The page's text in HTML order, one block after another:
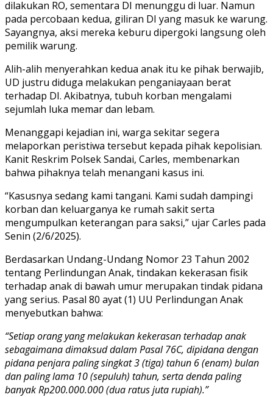
dilakukan RO, sementara DI menunggu di luar. Namun
pada percobaan kedua, giliran DI yang masuk ke warung.
Sayangnya, aksi mereka keburu dipergoki langsung oleh
pemilik warung.
Alih-alih menyerahkan kedua anak itu ke pihak berwajib,
UD justru diduga melakukan penganiayaan berat
terhadap DI. Akibatnya, tubuh korban mengalami
sejumlah luka memar dan lebam.
Menanggapi kejadian ini, warga sekitar segera
melaporkan peristiwa tersebut kepada pihak kepolisian.
Kanit Reskrim Polsek Sandai, Carles, membenarkan
bahwa pihaknya telah menangani kasus ini.
“Kasusnya sedang kami tangani. Kami sudah dampingi
korban dan keluarganya ke rumah sakit serta
mengumpulkan keterangan para saksi,” ujar Carles pada
Senin (2/6/2025).
Berdasarkan Undang-Undang Nomor 23 Tahun 2002
tentang Perlindungan Anak, tindakan kekerasan fisik
terhadap anak di bawah umur merupakan tindak pidana
yang serius. Pasal 80 ayat (1) UU Perlindungan Anak
menyebutkan bahwa:
“Setiap orang yang melakukan kekerasan terhadap anak
sebagaimana dimaksud dalam Pasal 76C, dipidana dengan
pidana penjara paling singkat 3 (tiga) tahun 6 (enam) bulan
dan paling lama 10 (sepuluh) tahun, serta denda paling
banyak Rp200.000.000 (dua ratus juta rupiah).”